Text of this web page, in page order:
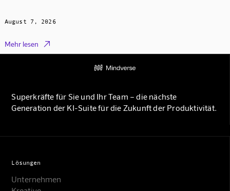
August 7, 2026
Mehr lesen 
Superkräfte für Sie und Ihr Team – die nächste
Generation der KI-Suite für die Zukunft der Produktivität.
Lösungen
Unternehmen